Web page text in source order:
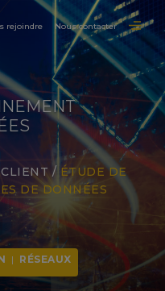
rejoindre Nous contacter
/ ÉTUDE DE
DE DONNÉES
| RÉSEAUX